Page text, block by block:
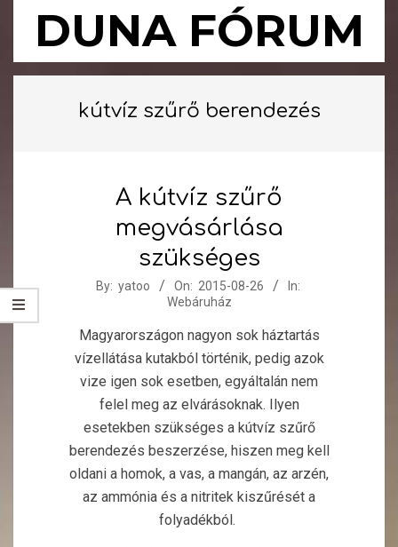
DUNA FÓRUM
Primary
kútvíz szűrő berendezés
A kútvíz szűrő
megvásárlása
szükséges
2015-
26
By: yatoo On: 2015-08-26
In:
Webáruház
Magyarországon nagyon sok háztartás
vízellátása kutakból történik, pedig azok
vize igen sok esetben, egyáltalán nem
felel meg az elvárásoknak. Ilyen
esetekben szükséges a kútvíz szűrő
berendezés beszerzése, hiszen meg kell
oldani a homok, a vas, a mangán, az arzén,
az ammónia és a nitritek kiszűrését a
folyadékból.